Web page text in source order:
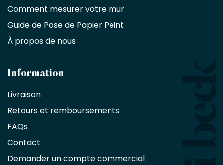
Décorateurs
d'intérieur,
designers
architectes
d'une
exclusive
de
%
sur
Comment mesurer votre mur
Guide de Pose de Papier Peint
À propos de nous
Information
Livraison
Retours et remboursements
FAQs
Contact
Demander un compte commercial